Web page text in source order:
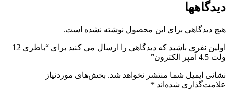
دیدگاهها
هیچ دیدگاهی برای این محصول نوشته نشده است.
اولین نفری باشید که دیدگاهی را ارسال می کنید برای “باطری 12
ولت 4.5 آمپر الکترون”
نشانی ایمیل شما منتشر نخواهد شد. بخش‌های موردنیاز
علامت‌گذاری شده‌اند *